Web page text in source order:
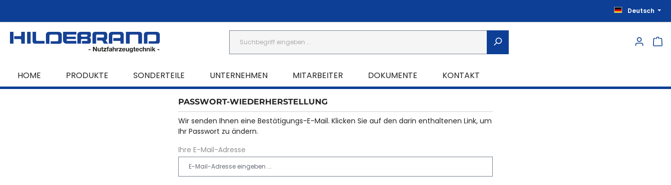
Deutsch
HOME PRODUKTE SONDERTEILE UNTERNEHMEN MITARBEITER DOKUMENTE KONTAKT
PASSWORT-WIEDERHERSTELLUNG
Wir senden Ihnen eine Bestätigungs-E-Mail. Klicken Sie auf den darin enthaltenen Link, um
Ihr Passwort zu ändern.
Ihre E-Mail-Adresse